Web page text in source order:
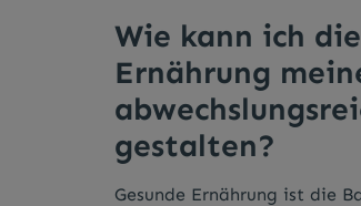
Wie kann ich die
Ernährung
gestalten?
Gesunde Ernährung ist die